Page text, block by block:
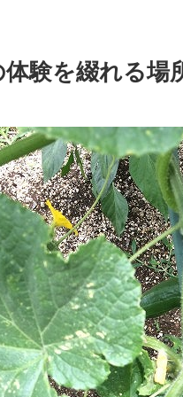
体験を綴れる場